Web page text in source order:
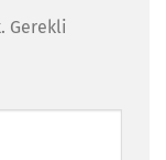
Gerekli